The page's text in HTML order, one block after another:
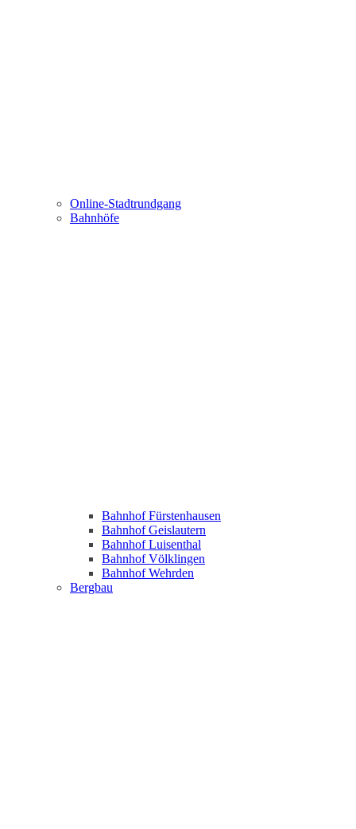
Online-Stadtrundgang
Bahnhöfe
Bahnhof Fürstenhausen
Bahnhof Geislautern
Bahnhof Luisenthal
Bahnhof Völklingen
Bahnhof Wehrden
Bergbau